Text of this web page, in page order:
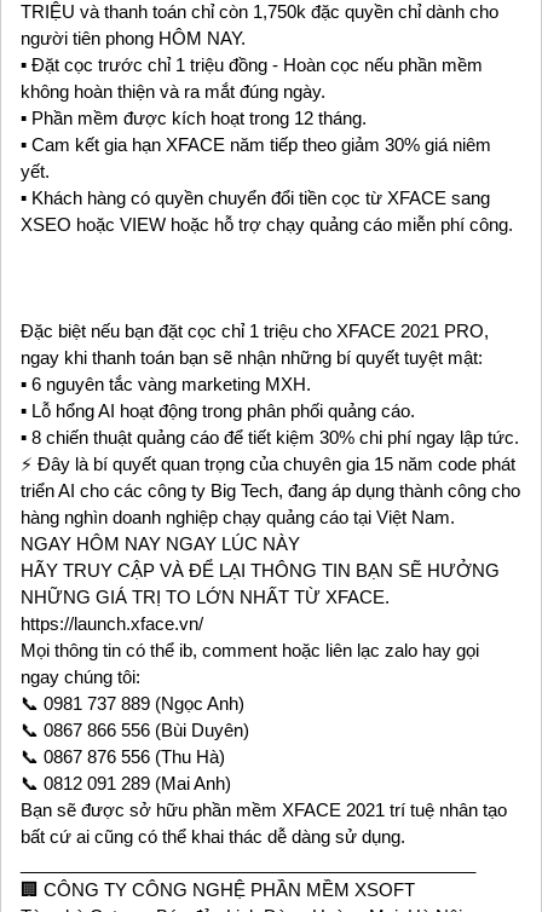
TRIỆU và thanh toán chỉ còn 1,750k đặc quyền chỉ dành cho
người tiên phong HÔM NAY.
▪️ Đặt cọc trước chỉ 1 triệu đồng - Hoàn cọc nếu phần mềm
không hoàn thiện và ra mắt đúng ngày.
▪️ Phần mềm được kích hoạt trong 12 tháng.
▪️ Cam kết gia hạn XFACE năm tiếp theo giảm 30% giá niêm
yết.
▪️ Khách hàng có quyền chuyển đổi tiền cọc từ XFACE sang
XSEO hoặc VIEW hoặc hỗ trợ chạy quảng cáo miễn phí công.
Đặc biệt nếu bạn đặt cọc chỉ 1 triệu cho XFACE 2021 PRO,
ngay khi thanh toán bạn sẽ nhận những bí quyết tuyệt mật:
▪️ 6 nguyên tắc vàng marketing MXH.
▪️ Lỗ hổng AI hoạt động trong phân phối quảng cáo.
▪️ 8 chiến thuật quảng cáo để tiết kiệm 30% chi phí ngay lập tức.
⚡ Đây là bí quyết quan trọng của chuyên gia 15 năm code phát
triển AI cho các công ty Big Tech, đang áp dụng thành công cho
hàng nghìn doanh nghiệp chạy quảng cáo tại Việt Nam.
NGAY HÔM NAY NGAY LÚC NÀY
HÃY TRUY CẬP VÀ ĐỂ LẠI THÔNG TIN BẠN SẼ HƯỞNG
NHỮNG GIÁ TRỊ TO LỚN NHẤT TỪ XFACE.
https://launch.xface.vn/
Mọi thông tin có thể ib, comment hoặc liên lạc zalo hay gọi
ngay chúng tôi:
📞 0981 737 889 (Ngọc Anh)
📞 0867 866 556 (Bùi Duyên)
📞 0867 876 556 (Thu Hà)
📞 0812 091 289 (Mai Anh)
Bạn sẽ được sở hữu phần mềm XFACE 2021 trí tuệ nhân tạo
bất cứ ai cũng có thể khai thác dễ dàng sử dụng.
🏢 CÔNG TY CÔNG NGHỆ PHẦN MỀM XSOFT